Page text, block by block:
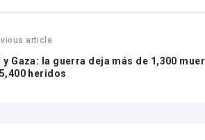
article
y Gaza: la guerra deja más de 1,300 muer
heridos